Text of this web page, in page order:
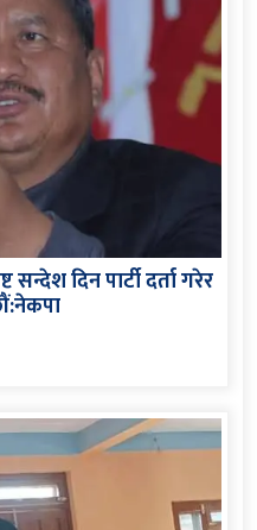
दिन पार्टी दर्ता गरेर